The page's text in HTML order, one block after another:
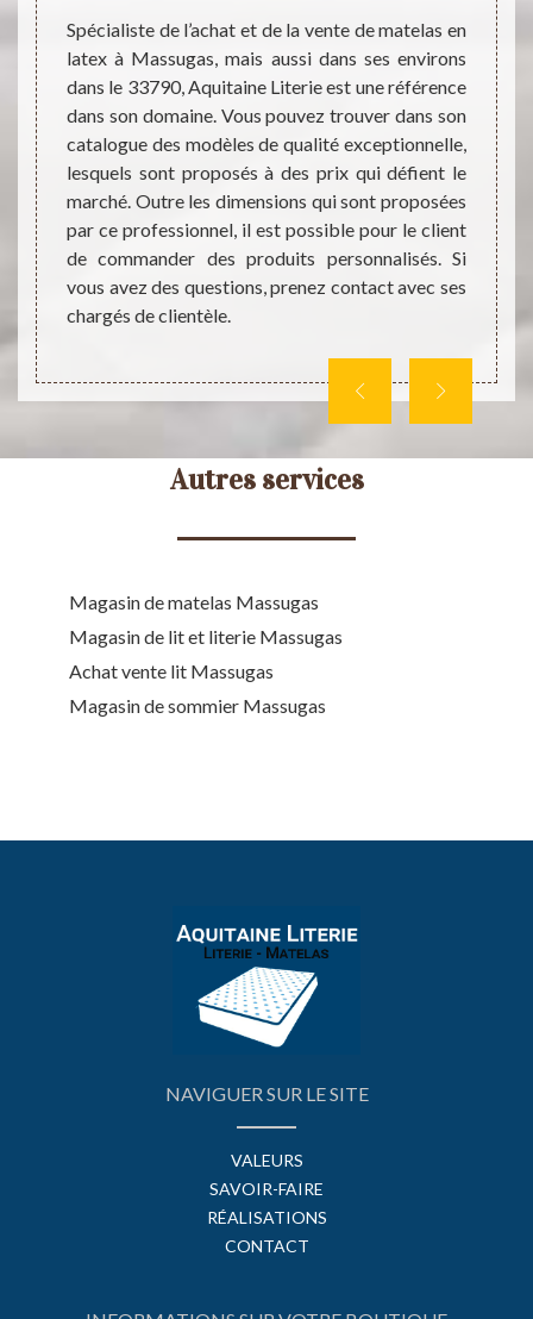
si
de
est
un
dans
des
du
du
Spécialiste de l’achat et de la vente de matelas en
latex à Massugas, mais aussi dans ses environs
dans le 33790, Aquitaine Literie est une référence
dans son domaine. Vous pouvez trouver dans son
catalogue des modèles de qualité exceptionnelle,
lesquels sont proposés à des prix qui défient le
marché. Outre les dimensions qui sont proposées
par ce professionnel, il est possible pour le client
de commander des produits personnalisés. Si
vous avez des questions, prenez contact avec ses
chargés de clientèle.
vous
à
Autres services
Magasin de matelas Massugas
Magasin de lit et literie Massugas
Achat vente lit Massugas
Magasin de sommier Massugas
NAVIGUER SUR LE SITE
VALEURS
SAVOIR-FAIRE
RÉALISATIONS
CONTACT